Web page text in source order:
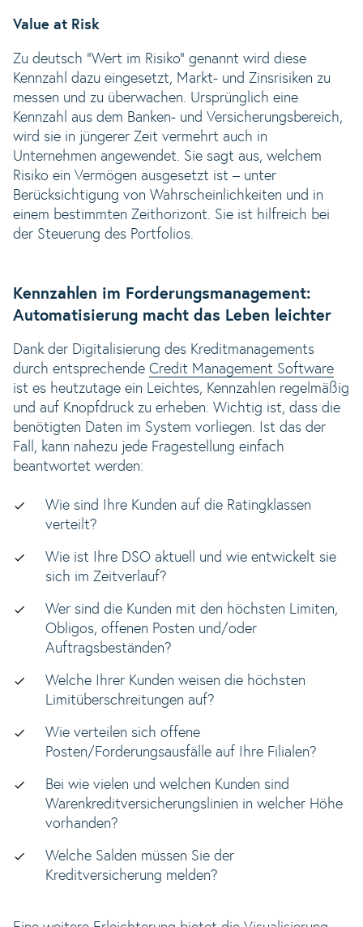
Value at Risk
Zu deutsch "Wert im Risiko" genannt wird diese
Kennzahl dazu eingesetzt, Markt- und Zinsrisiken zu
messen und zu überwachen. Ursprünglich eine
Kennzahl aus dem Banken- und Versicherungsbereich,
wird sie in jüngerer Zeit vermehrt auch in
Unternehmen angewendet. Sie sagt aus, welchem
Risiko ein Vermögen ausgesetzt ist – unter
Berücksichtigung von Wahrscheinlichkeiten und in
einem bestimmten Zeithorizont. Sie ist hilfreich bei
der Steuerung des Portfolios.
Kennzahlen im Forderungsmanagement:
Automatisierung macht das Leben leichter
Dank der Digitalisierung des Kreditmanagements
durch entsprechende Credit Management Software
ist es heutzutage ein Leichtes, Kennzahlen regelmäßig
und auf Knopfdruck zu erheben. Wichtig ist, dass die
benötigten Daten im System vorliegen. Ist das der
Fall, kann nahezu jede Fragestellung einfach
beantwortet werden:
Wie sind Ihre Kunden auf die Ratingklassen
verteilt?
Wie ist Ihre DSO aktuell und wie entwickelt sie
sich im Zeitverlauf?
Wer sind die Kunden mit den höchsten Limiten,
Obligos, offenen Posten und/oder
Auftragsbeständen?
Welche Ihrer Kunden weisen die höchsten
Limitüberschreitungen auf?
Wie verteilen sich offene
Posten/Forderungsausfälle auf Ihre Filialen?
Bei wie vielen und welchen Kunden sind
Warenkreditversicherungslinien in welcher Höhe
vorhanden?
Welche Salden müssen Sie der
Kreditversicherung melden?